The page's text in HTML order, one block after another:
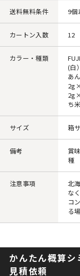
送料無料条件 9個
カートン入数 12
カラー・種類
(白
あ
ち
サイズ 箱
備考
賞
種
注意事項
北
な
コ
る
かんたん概算シ
見積依頼